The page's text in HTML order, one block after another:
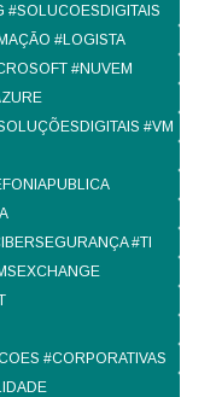
#SOLUCOESDIGITAIS
#LOGISTA
#NUVEM
#VM
#TI
#CORPORATIVAS